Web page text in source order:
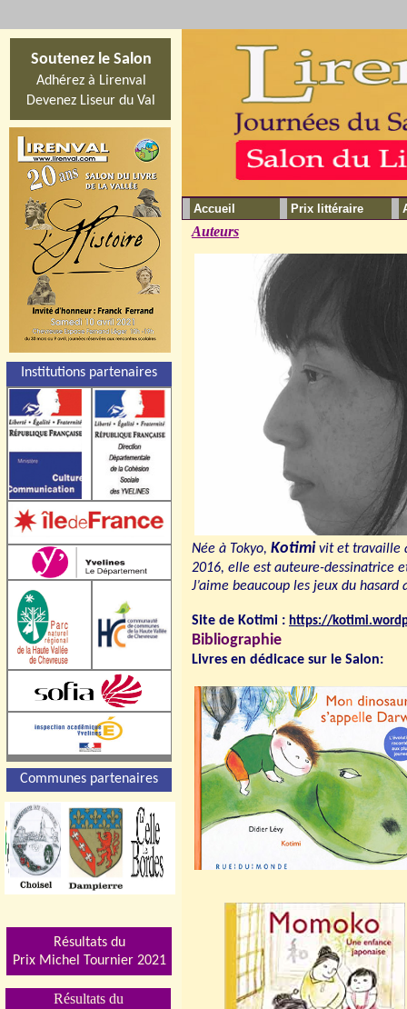
Auteurs
Née à Tokyo, Kotimi vit et travaille
2016, elle est auteure-dessinatrice
J’aime beaucoup les jeux du
Site de Kotimi : https://
Bibliographie
Livres en dédicace sur le Salon:
Accueil Prix littéraire
Soutenez le Salon
Adhérez à Lirenval
Devenez Liseur du Val
Institutions partenaires
Communes partenaires
Résultats du
Résultats du
Prix Michel Tournier 2021